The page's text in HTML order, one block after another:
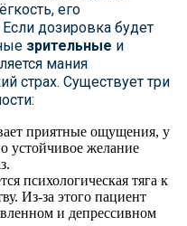
его
Если дозировка будет
зрительные и
мания
страх. Существует три
приятные ощущения, у
устойчивое желание
психологическая тяга к
Из-за этого пациент
и депрессивном